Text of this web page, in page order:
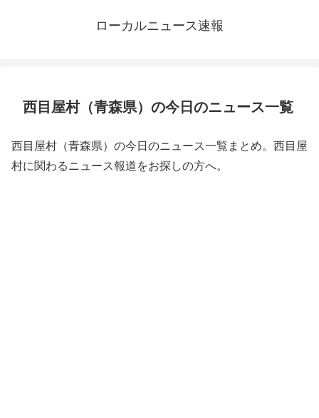
ローカルニュース速報
西目屋村（青森県）の今日のニュース一覧
西目屋村（青森県）の今日のニュース一覧まとめ。西目屋
村に関わるニュース報道をお探しの方へ。